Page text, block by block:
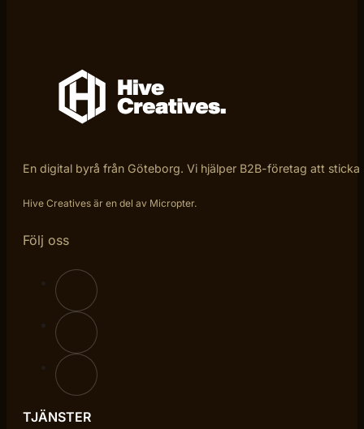
En digital byrå från Göteborg. Vi hjälper B2B-företag att
Hive Creatives är en del av Micropter.
Följ oss
TJÄNSTER